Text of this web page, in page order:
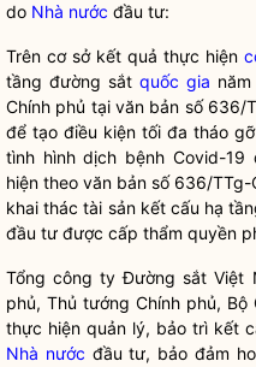
do Nhà nước đầu tư:
Trên cơ sở kết quả thực hiện
tầng đường sắt quốc gia
Chính phủ tại văn bản số 636/
để tạo điều kiện tối đa tháo
tình hình dịch bệnh Covid-
hiện theo văn bản số 636/
khai thác tài sản kết cấu hạ
đầu tư được cấp thẩm quyền
Tổng công ty Đường sắt Việt
phủ, Thủ tướng Chính phủ,
thực hiện quản lý, bảo trì kết
Nhà nước đầu tư, bảo đảm